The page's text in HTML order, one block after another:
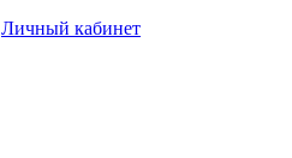
Личный кабинет